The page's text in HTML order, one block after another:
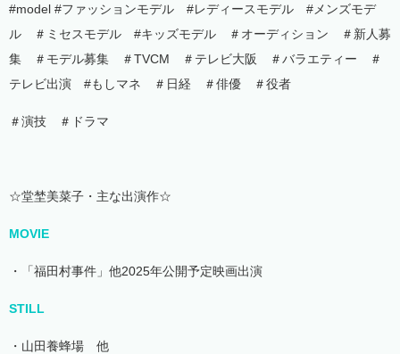
#model #ファッションモデル #レディースモデル #メンズモデ
ル ＃ミセスモデル #キッズモデル ＃オーディション ＃新人募
集 ＃モデル募集 ＃TVCM ＃テレビ大阪 ＃バラエティー ＃
テレビ出演 #もしマネ ＃日経 ＃俳優 ＃役者
＃演技 ＃ドラマ
☆堂埜美菜子・主な出演作☆
MOVIE
・「福田村事件」他2025年公開予定映画出演
STILL
・山田養蜂場 他